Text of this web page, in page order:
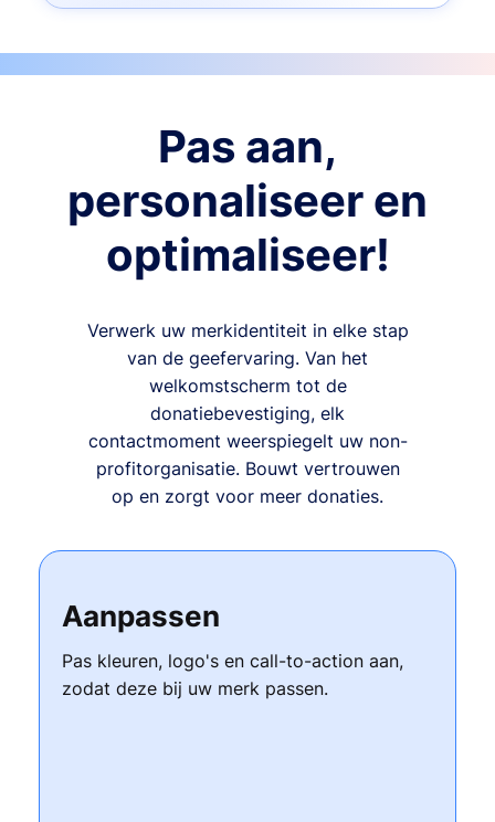
Pas aan,
personaliseer en
optimaliseer!
Verwerk uw merkidentiteit in elke stap
van de geefervaring. Van het
welkomstscherm tot de
donatiebevestiging, elk
contactmoment weerspiegelt uw non-
profitorganisatie. Bouwt vertrouwen
op en zorgt voor meer donaties.
Aanpassen
Pas kleuren, logo's en call-to-action aan,
zodat deze bij uw merk passen.